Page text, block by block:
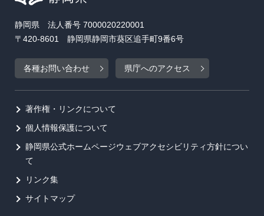
静岡県 法人番号 7000020220001
〒420-8601 静岡県静岡市葵区追手町9番6号
各種お問い合わせ 県庁へのアクセス
著作権・リンクについて
個人情報保護について
静岡県公式ホームページウェブアクセシビリティ方針につい
て
リンク集
サイトマップ